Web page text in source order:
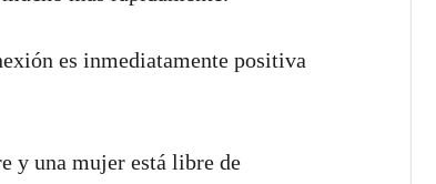
es inmediatamente positiva
y una mujer está libre de